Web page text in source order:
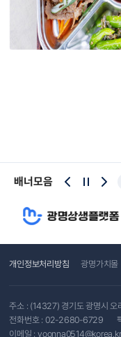
배너모음
개인정보처리방침 광명가치몰
주소 : (14327) 경기도 광명시
전화번호 : 02-2680-6729
이메일 : yoonna0514@korea.kr